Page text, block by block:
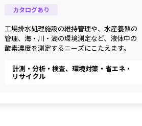
カタログあり
工場排水処理施設の維持管理や、水産養殖の
管理、海・川・湖の環境測定など、液体中の
酸素濃度を測定するニーズにこたえます。
計測・分析・検査、環境対策・省エネ・
リサイクル